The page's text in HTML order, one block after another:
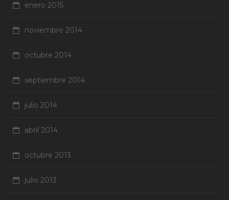
enero 2015
noviembre 2014
octubre 2014
septiembre 2014
julio 2014
abril 2014
octubre 2013
julio 2013